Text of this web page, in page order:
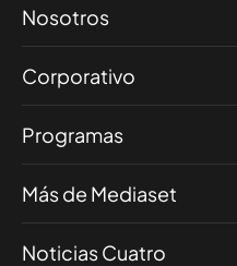
Nosotros
Corporativo
Programas
Más de Mediaset
Noticias Cuatro